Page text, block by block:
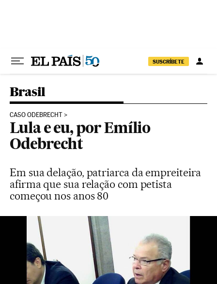
SUSCRÍBETE
Brasil
CASO ODEBRECHT
Lula e eu, por Emílio
Odebrecht
Em sua delação, patriarca da empreiteira
afirma que sua relação com petista
começou nos anos 80